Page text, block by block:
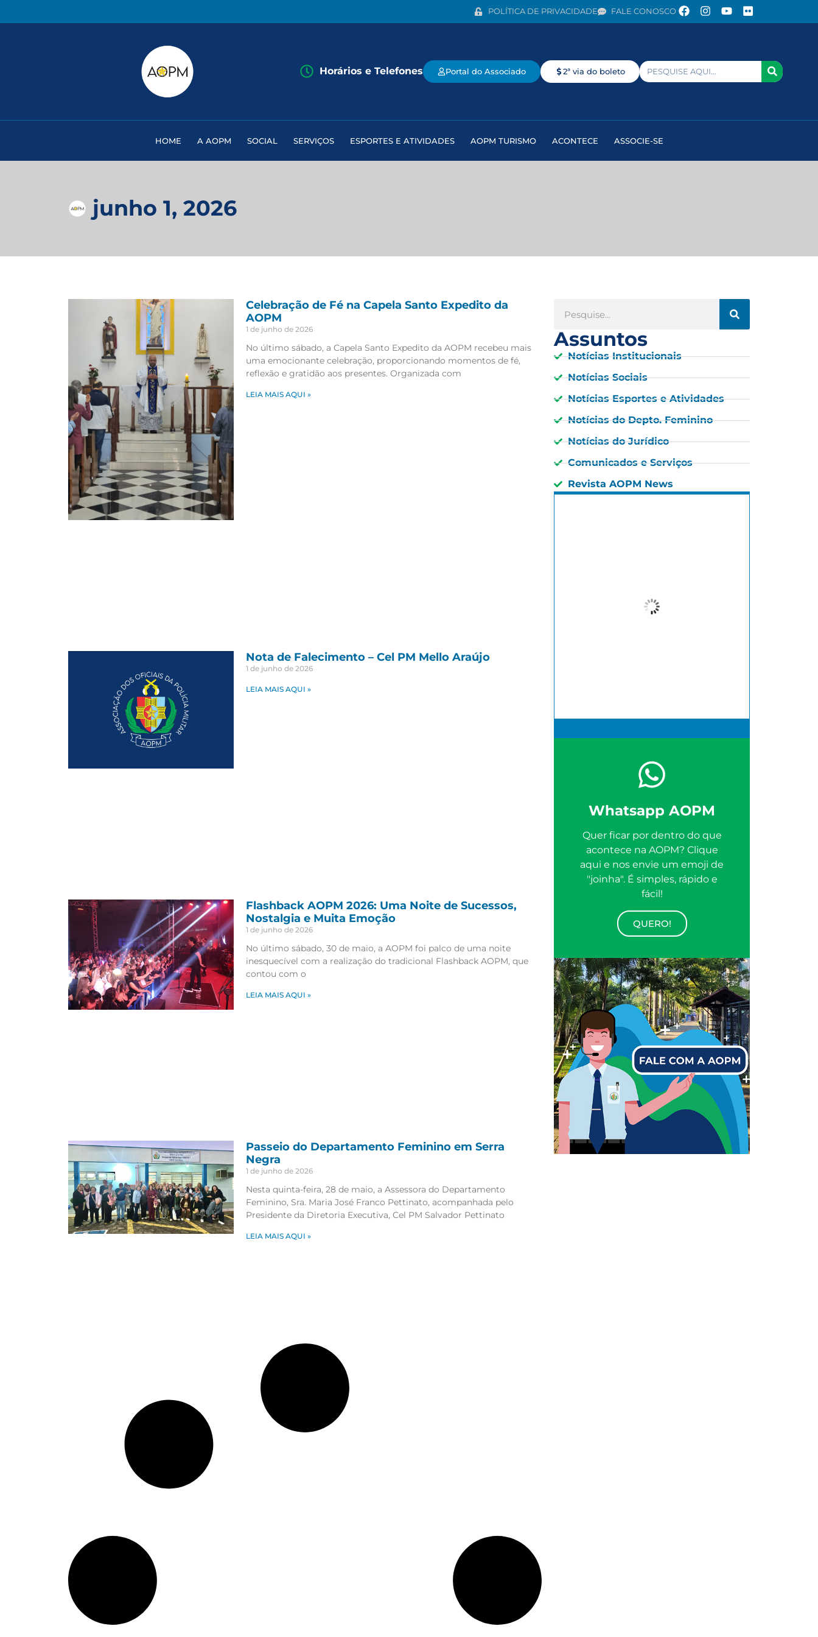
POLÍTICA DE PRIVACIDADE FALE CONOSCO
Horários e Telefones Portal do Associado 2ª via do boleto
HOME A AOPM SOCIAL SERVIÇOS ESPORTES E ATIVIDADES AOPM TURISMO ACONTECE ASSOCIE-SE
junho 1, 2026
Celebração de Fé na Capela Santo Expedito da
AOPM
1 de junho de 2026
No último sábado, a Capela Santo Expedito da AOPM recebeu mais
uma emocionante celebração, proporcionando momentos de fé,
reflexão e gratidão aos presentes. Organizada com
LEIA MAIS AQUI »
Nota de Falecimento – Cel PM Mello Araújo
1 de junho de 2026
LEIA MAIS AQUI »
Flashback AOPM 2026: Uma Noite de Sucessos,
Nostalgia e Muita Emoção
1 de junho de 2026
No último sábado, 30 de maio, a AOPM foi palco de uma noite
inesquecível com a realização do tradicional Flashback AOPM, que
contou com o
LEIA MAIS AQUI »
Passeio do Departamento Feminino em Serra
Negra
1 de junho de 2026
Nesta quinta-feira, 28 de maio, a Assessora do Departamento
Feminino, Sra. Maria José Franco Pettinato, acompanhada pelo
Presidente da Diretoria Executiva, Cel PM Salvador Pettinato
LEIA MAIS AQUI »
Assuntos
Notícias Institucionais
Notícias Sociais
Notícias Esportes e Atividades
Notícias do Depto. Feminino
Notícias do Jurídico
Comunicados e Serviços
Revista AOPM News
Wind Gust: 14 Km/h
Whatsapp AOPM
Quer ficar por dentro do que
acontece na AOPM? Clique
aqui e nos envie um emoji de
"joinha". É simples, rápido e
fácil!
QUERO!